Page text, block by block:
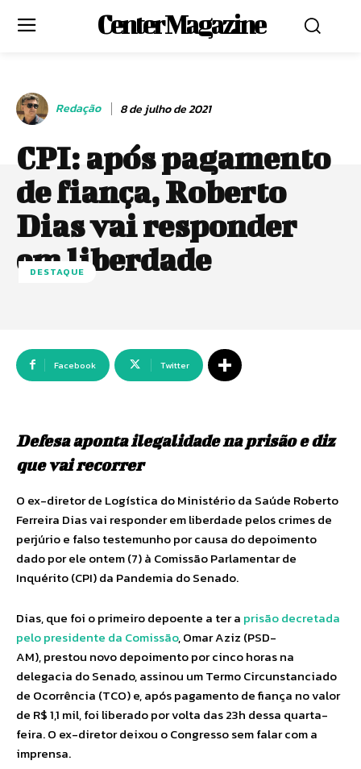
Center Magazine
Redação 8 de julho de 2021
CPI: após pagamento
de fiança, Roberto
Dias vai responder
em liberdade
DESTAQUE
Facebook Twitter
Defesa aponta ilegalidade na prisão e diz
que vai recorrer
O ex-diretor de Logística do Ministério da Saúde Roberto
Ferreira Dias vai responder em liberdade pelos crimes de
perjúrio e falso testemunho por causa do depoimento
dado por ele ontem (7) à Comissão Parlamentar de
Inquérito (CPI) da Pandemia do Senado.
Dias, que foi o primeiro depoente a ter a prisão decretada
pelo presidente da Comissão, Omar Aziz (PSD-
AM), prestou novo depoimento por cinco horas na
delegacia do Senado, assinou um Termo Circunstanciado
de Ocorrência (TCO) e, após pagamento de fiança no valor
de R$ 1,1 mil, foi liberado por volta das 23h dessa quarta-
feira. O ex-diretor deixou o Congresso sem falar com a
imprensa.